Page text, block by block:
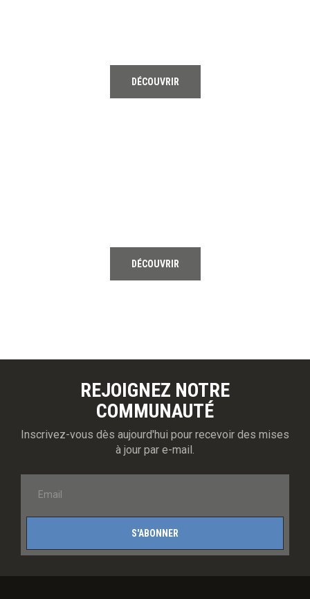
DÉCOUVRIR
DÉCOUVRIR
REJOIGNEZ NOTRE
COMMUNAUTÉ
Inscrivez-vous dès aujourd'hui pour recevoir des mises
à jour par e-mail.
S'ABONNER